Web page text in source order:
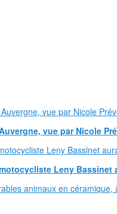
vue par Nicole
Leny Bassinet